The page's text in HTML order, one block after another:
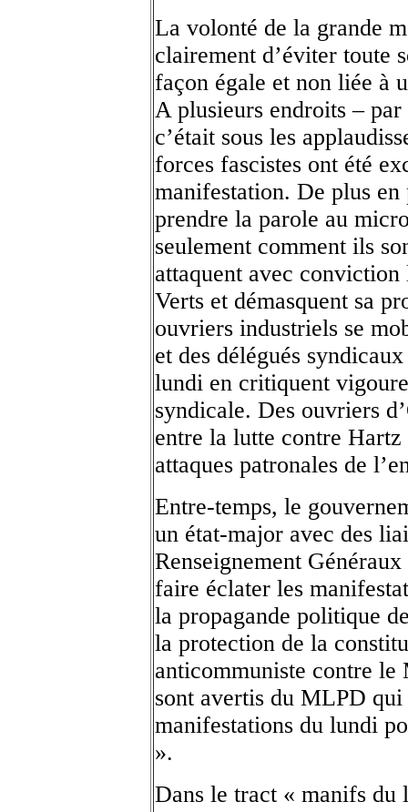
La volonté de la grande
clairement d’éviter toute
façon égale et non liée à
A plusieurs endroits –
c’était sous les
forces fascistes ont été
manifestation. De plus en
prendre la parole au
seulement comment ils
attaquent avec
Verts et démasquent sa
ouvriers industriels se
et des délégués
lundi en critiquent
syndicale. Des ouvriers
entre la lutte contre
attaques patronales de
Entre-temps, le
un état-major avec des
Renseignement
faire éclater les
la propagande politique
la protection de la
anticommuniste contre le
sont avertis du MLPD qui
manifestations du lundi
».
Dans le tract « manifs